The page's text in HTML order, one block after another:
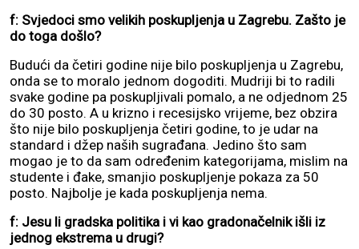
f: Svjedoci smo velikih poskupljenja u Zagrebu. Zašto je
do toga došlo?
Budući da četiri godine nije bilo poskupljenja u Zagrebu,
onda se to moralo jednom dogoditi. Mudriji bi to radili
svake godine pa poskupljivali pomalo, a ne odjednom 25
do 30 posto. A u krizno i recesijsko vrijeme, bez obzira
što nije bilo poskupljenja četiri godine, to je udar na
standard i džep naših sugrađana. Jedino što sam
mogao je to da sam određenim kategorijama, mislim na
studente i đake, smanjio poskupljenje pokaza za 50
posto. Najbolje je kada poskupljenja nema.
f: Jesu li gradska politika i vi kao gradonačelnik išli iz
jednog ekstrema u drugi?